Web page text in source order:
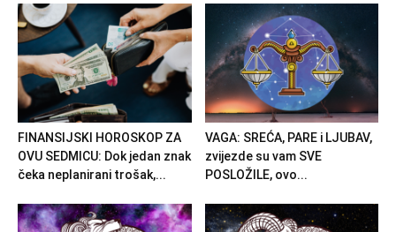
FINANSIJSKI HOROSKOP ZA
OVU SEDMICU: Dok jedan znak
čeka neplanirani trošak,...
VAGA: SREĆA, PARE i LJUBAV,
zvijezde su vam SVE
POSLOŽILE, ovo...